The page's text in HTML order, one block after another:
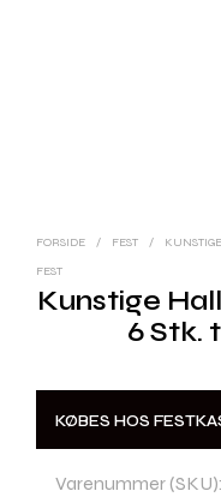
FORSIDE / FEST /
FEST
Kunstige
6 Stk.
KØBES HOS
Varenummer (SKU):